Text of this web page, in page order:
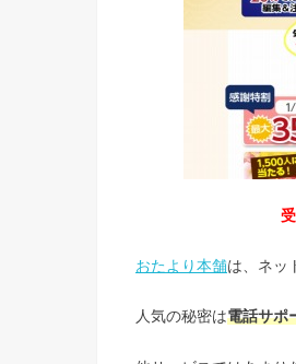
おたより本舗は、ネッ
人気の秘密は電話サポ